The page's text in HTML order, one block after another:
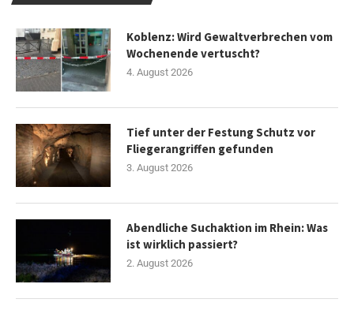
Koblenz: Wird Gewaltverbrechen vom
Wochenende vertuscht?
4. August 2026
Tief unter der Festung Schutz vor
Fliegerangriffen gefunden
3. August 2026
Abendliche Suchaktion im Rhein: Was
ist wirklich passiert?
2. August 2026